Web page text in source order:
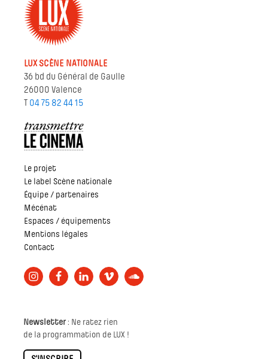
LUX SCÈNE NATIONALE
36 bd du Général de Gaulle
26000 Valence
T 04 75 82 44 15
Le projet
Le label Scène nationale
Équipe / partenaires
Mécénat
Espaces / équipements
Mentions légales
Contact
Newsletter: Ne ratez rien
de la programmation de LUX !